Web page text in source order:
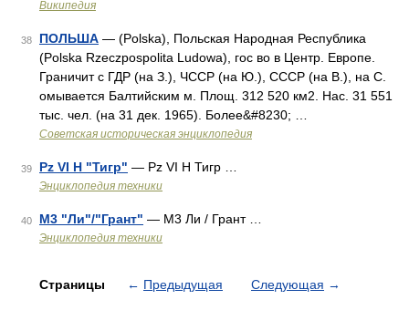
Википедия
38 ПОЛЬША — (Polska), Польская Народная Республика
(Polska Rzeczpospolita Ludowa), гос во в Центр. Европе.
Граничит с ГДР (на З.), ЧССР (на Ю.), СССР (на В.), на С.
омывается Балтийским м. Площ. 312 520 км2. Нас. 31 551
тыс. чел. (на 31 дек. 1965). Более&#8230; …
Советская историческая энциклопедия
39 Pz VI H "Тигр" — Pz VI H Тигр …
Энциклопедия техники
40 М3 "Ли"/"Грант" — М3 Ли / Грант …
Энциклопедия техники
Страницы ← Предыдущая Следующая →